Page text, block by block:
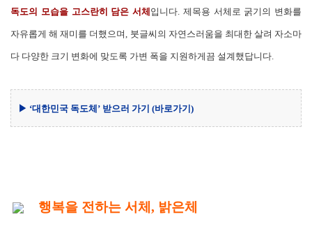
독도의 모습을 고스란히 담은 서체 입니다. 제목용 서체로 굵기의 변화를
자유롭게 해 재미를 더했으며, 붓글씨의 자연스러움을 최대한 살려 자소마
다 다양한 크기 변화에 맞도록 가변 폭을 지원하게끔 설계했답니다.
▶ ‘대한민국 독도체’ 받으러 가기 (바로가기)
행복을 전하는 서체, 밝은체